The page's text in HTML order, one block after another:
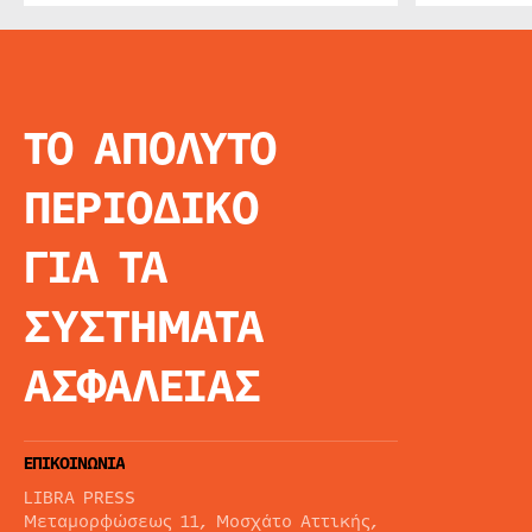
ΤΟ ΑΠΟΛΥΤΟ
ΠΕΡΙΟΔΙΚΟ
ΓΙΑ ΤΑ
ΣΥΣΤΗΜΑΤΑ
ΑΣΦΑΛΕΙΑΣ
ΕΠΙΚΟΙΝΩΝΙΑ
LIBRA PRESS
Μεταμορφώσεως 11, Μοσχάτο Αττικής,